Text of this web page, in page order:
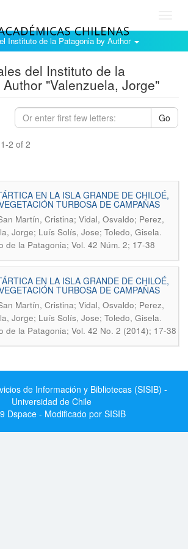
Instituto de la Patagonia by Author
del Instituto de la
"Valenzuela, Jorge"
Go
2 of 2
EN LA ISLA GRANDE DE CHILOÉ,
TURBOSA DE CAMPAÑAS
Martín, Cristina; Vidal, Osvaldo; Perez,
Jorge; Luís Solís, Jose; Toledo, Gisela.
de la Patagonia; Vol. 42 Núm. 2; 17-38
EN LA ISLA GRANDE DE CHILOÉ,
TURBOSA DE CAMPAÑAS
Martín, Cristina; Vidal, Osvaldo; Perez,
Jorge; Luís Solís, Jose; Toledo, Gisela.
de la Patagonia; Vol. 42 No. 2 (2014); 17-38
de Información y Bibliotecas (SISIB) -
Universidad de Chile
Dspace - Modificado por SISIB